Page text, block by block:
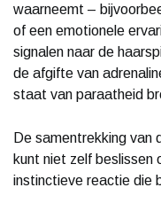
waarneemt –
of een emotionele
signalen naar de
de afgifte van
staat van paraatheid
De samentrekking van
kunt niet zelf beslissen
instinctieve reactie die